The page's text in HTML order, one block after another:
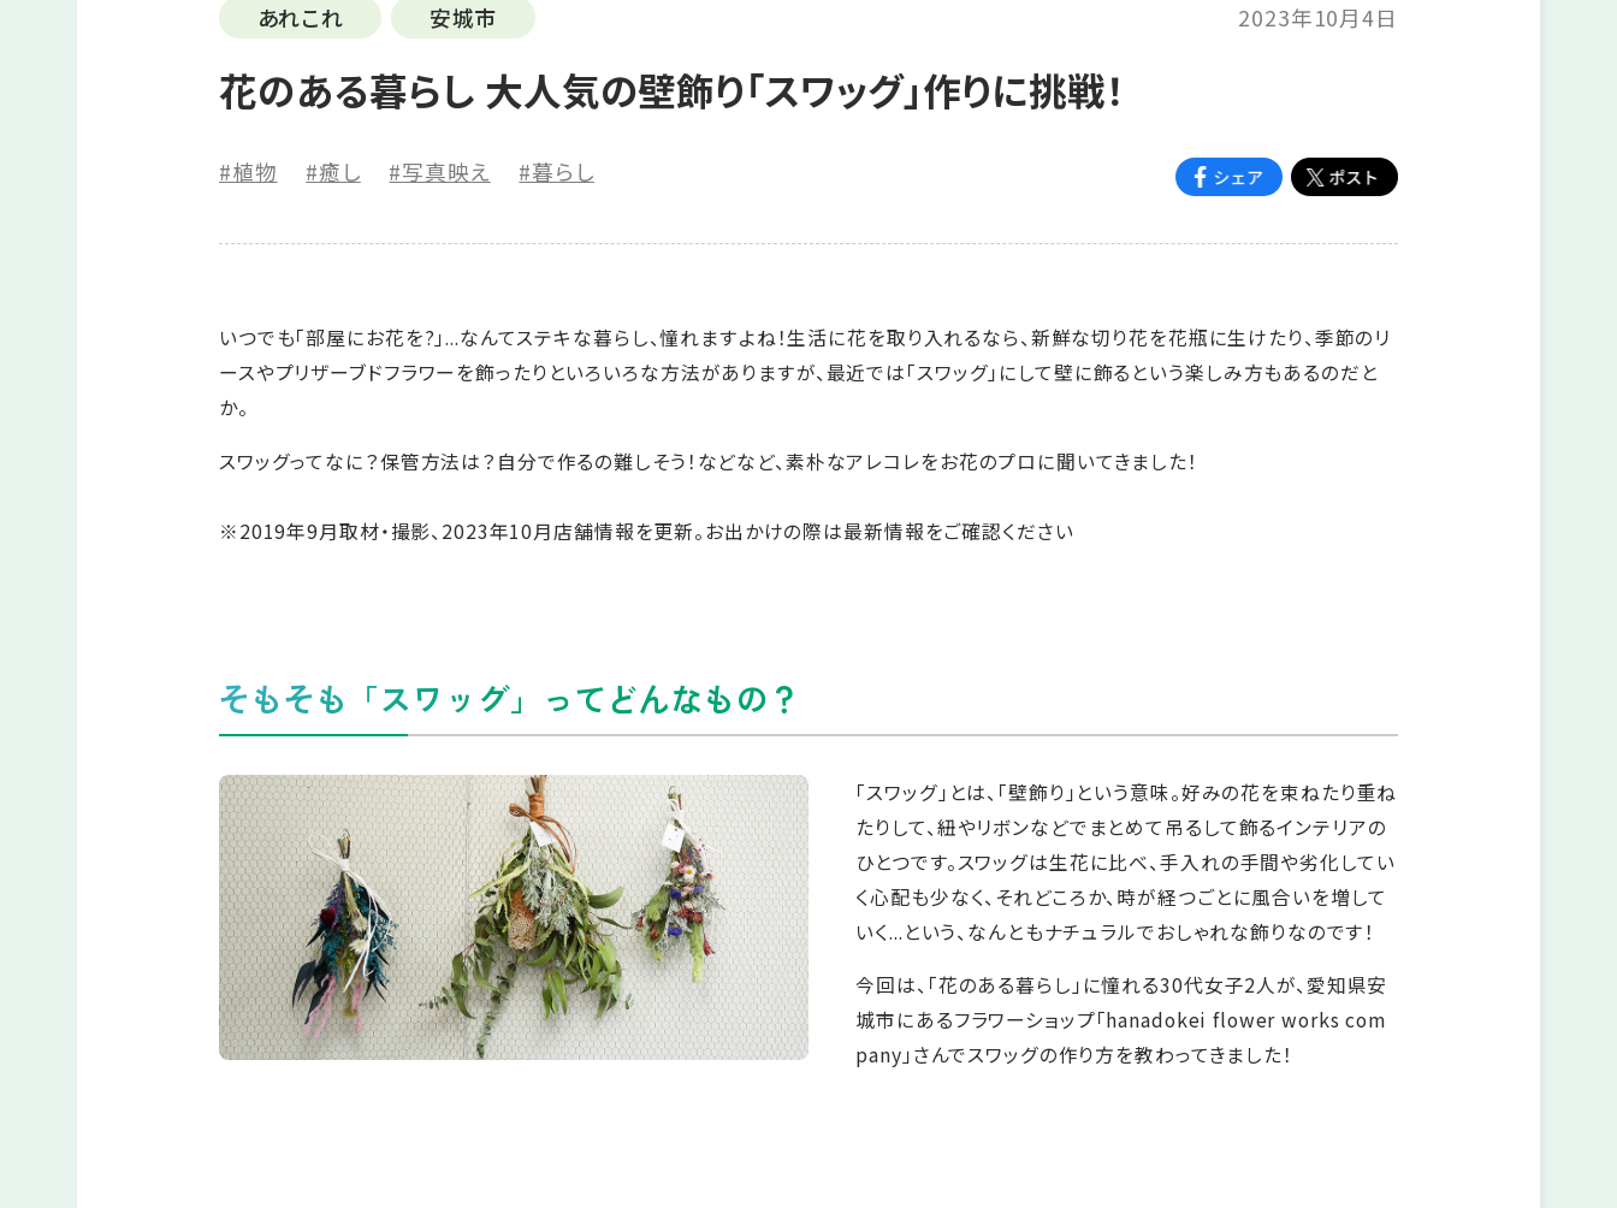
あれこれ 安城市 2023年10月4日
花のある暮らし 大人気の壁飾り「スワッグ」作りに挑戦！
#植物 #癒し #写真映え #暮らし
いつでも「部屋にお花を?」...なんてステキな暮らし、憧れますよね！生活に花を取り入れるなら、新鮮な切り花を花瓶に生けたり、季節のリ
ースやプリザーブドフラワーを飾ったりといろいろな方法がありますが、最近では「スワッグ」にして壁に飾るという楽しみ方もあるのだと
か。
スワッグってなに？保管方法は？自分で作るの難しそう！などなど、素朴なアレコレをお花のプロに聞いてきました！
※2019年9月取材・撮影、2023年10月店舗情報を更新。お出かけの際は最新情報をご確認ください
そもそも「スワッグ」ってどんなもの？
「スワッグ」とは、「壁飾り」という意味。好みの花を束ねたり重ね
たりして、紐やリボンなどでまとめて吊るして飾るインテリアの
ひとつです。スワッグは生花に比べ、手入れの手間や劣化してい
く心配も少なく、それどころか、時が経つごとに風合いを増して
いく...という、なんともナチュラルでおしゃれな飾りなのです！
今回は、「花のある暮らし」に憧れる30代女子2人が、愛知県安
城市にあるフラワーショップ「hanadokei flower works com
pany」さんでスワッグの作り方を教わってきました！